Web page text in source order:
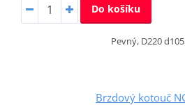
Do košíku
Pevný, D220
Brzdový kotouč